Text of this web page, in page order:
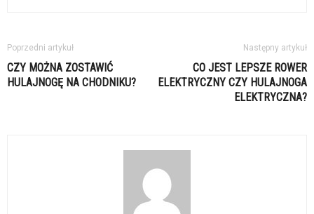
Poprzedni artykuł
CZY MOŻNA ZOSTAWIĆ
HULAJNOGĘ NA CHODNIKU?
Następny artykuł
CO JEST LEPSZE ROWER
ELEKTRYCZNY CZY HULAJNOGA
ELEKTRYCZNA?